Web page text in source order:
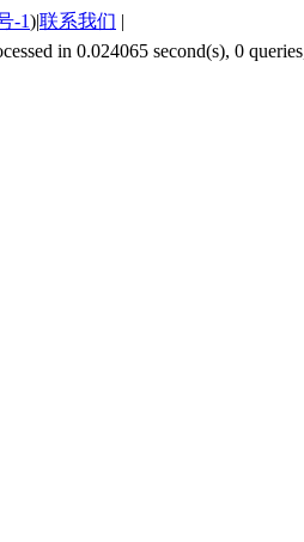
-1)|联系我们 |
in 0.024065 second(s), 0